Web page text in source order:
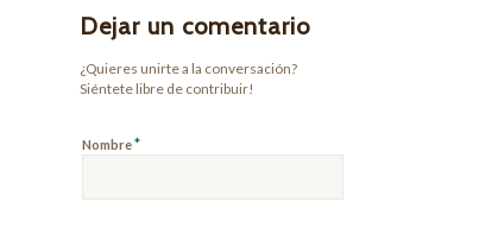
Dejar un comentario
¿Quieres unirte a la conversación?
Siéntete libre de contribuir!
Nombre*